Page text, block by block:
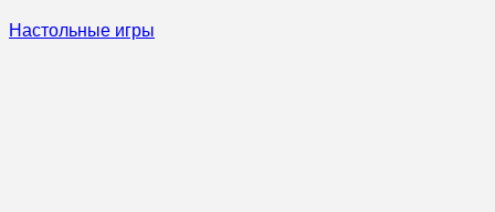
Настольные игры